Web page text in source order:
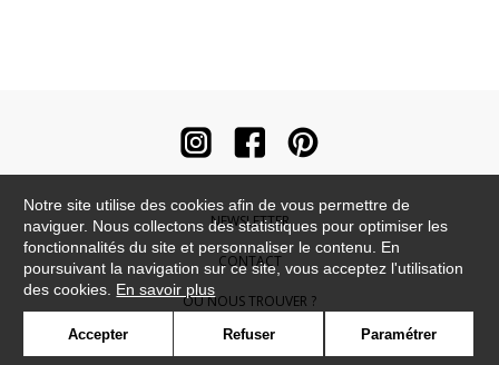
NEWSLETTER
CONTACT
OÙ NOUS TROUVER ?
CONTRACT
Notre site utilise des cookies afin de vous permettre de
naviguer. Nous collectons des statistiques pour optimiser les
fonctionnalités du site et personnaliser le contenu. En
poursuivant la navigation sur ce site, vous acceptez l'utilisation
des cookies. En savoir plus
Accepter Refuser Paramétrer